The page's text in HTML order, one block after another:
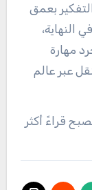
بعمق
النهاية،
مهارة
عبر عالم
قراءً أكثر